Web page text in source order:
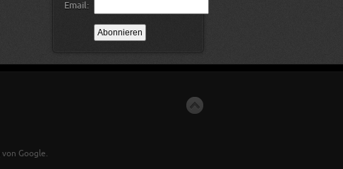
Email:
von Google.